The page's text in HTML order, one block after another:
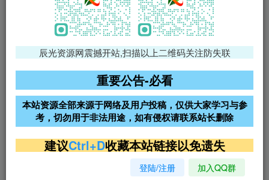
免费领支付宝红包
腾讯轻量4核4G3M服务器38元/
阿里云2核2G200M服务器68元/
年
雨云高防免备案服务器
超低价文字广告位招租 超低价文字广告位招租
超低价文字广告位招租
辰光资源网震撼开站,扫描以上二维码关注防失联
重要公告-必看
本站资源全部来源于网络及用户投稿，仅供大家学习与参
考，切勿用于非法用途，如有侵权请联系站长删除
建议Ctrl+D收藏本站链接以免遗失
登陆/注册 加入QQ群